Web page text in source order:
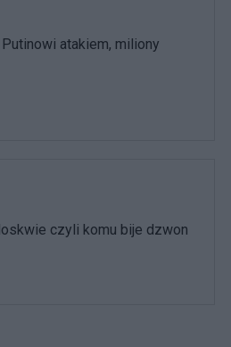
atakiem, miliony
czyli komu bije dzwon